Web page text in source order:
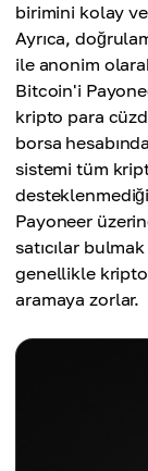
birimini kolay
Ayrıca,
ile anonim
Bitcoin'i
kripto para
borsa
sistemi tüm
Payoneer
satıcılar
genellikle
aramaya zorlar.